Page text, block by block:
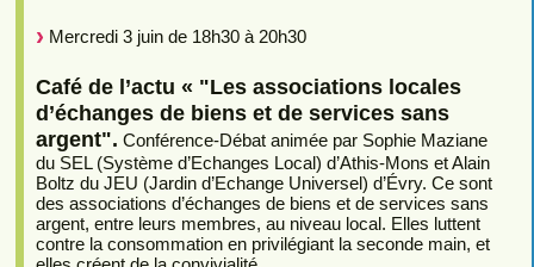
Mercredi 3 juin de 18h30 à 20h30
Café de l’actu « "Les associations locales
d’échanges de biens et de services sans
argent". Conférence-Débat animée par Sophie Maziane
du SEL (Système d’Echanges Local) d’Athis-Mons et Alain
Boltz du JEU (Jardin d’Echange Universel) d’Évry. Ce sont
des associations d’échanges de biens et de services sans
argent, entre leurs membres, au niveau local. Elles luttent
contre la consommation en privilégiant la seconde main, et